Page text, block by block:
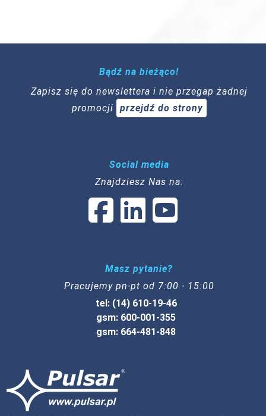
Bądź na bieżąco!
Zapisz się do newslettera i nie przegap żadnej
promocji
przejdź do strony
Social media
Znajdziesz Nas na:
Masz pytanie?
Pracujemy pn-pt od 7:00 - 15:00
tel: (14) 610-19-46
gsm: 600-001-355
gsm: 664-481-848